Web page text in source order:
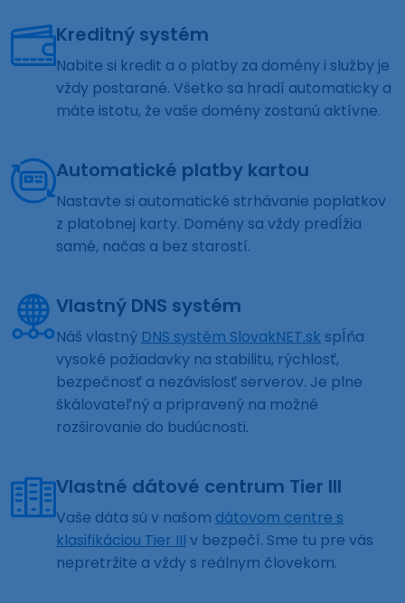
Kreditný systém
Nabite si kredit a o platby za domény i služby je
vždy postarané. Všetko sa hradí automaticky a
máte istotu, že vaše domény zostanú aktívne.
Automatické platby kartou
Nastavte si automatické strhávanie poplatkov
z platobnej karty. Domény sa vždy predĺžia
samé, načas a bez starostí.
Vlastný DNS systém
Náš vlastný DNS systém SlovakNET.sk spĺňa
vysoké požiadavky na stabilitu, rýchlosť,
bezpečnosť a nezávislosť serverov. Je plne
škálovateľný a pripravený na možné
rozširovanie do budúcnosti.
Vlastné dátové centrum Tier III
Vaše dáta sú v našom dátovom centre s
klasifikáciou Tier III v bezpečí. Sme tu pre vás
nepretržite a vždy s reálnym človekom.